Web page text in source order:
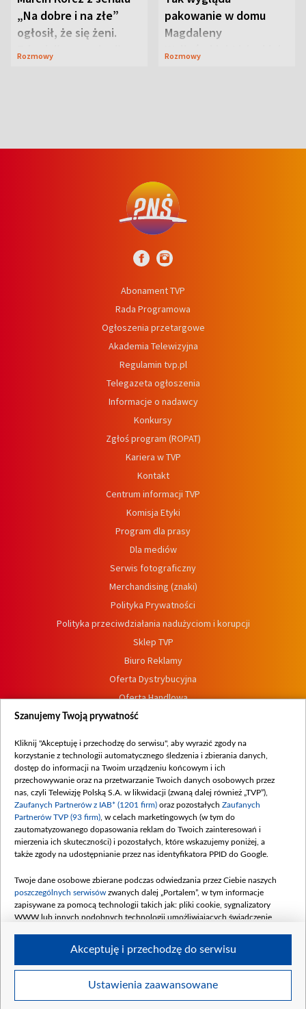
„Na dobre i na złe”
ogłosił, że się żeni.
Zdradził, co zmienił
Rozmowy
pakowanie w domu
Magdaleny
Waligórskiej-Lisieckiej.
Rozmowy
Abonament TVP
Rada Programowa
Ogłoszenia przetargowe
Akademia Telewizyjna
Regulamin tvp.pl
Telegazeta ogłoszenia
Informacje o nadawcy
Konkursy
Zgłoś program (ROPAT)
Kariera w TVP
Kontakt
Centrum informacji TVP
Komisja Etyki
Program dla prasy
Dla mediów
Serwis fotograficzny
Merchandising (znaki)
Polityka Prywatności
Polityka przeciwdziałania nadużyciom i korupcji
Sklep TVP
Biuro Reklamy
Oferta Dystrybucyjna
Oferta Handlowa
Dostępność
Procedura zgłoszeń wewnętrznych
© 2026 Telewizja Polska S. A. w likwidacji
Szanujemy Twoją prywatność
Kliknij "Akceptuję i przechodzę do serwisu", aby wyrazić zgody na
korzystanie z technologii automatycznego śledzenia i zbierania danych,
dostęp do informacji na Twoim urządzeniu końcowym i ich
przechowywanie oraz na przetwarzanie Twoich danych osobowych przez
nas, czyli Telewizję Polską S.A. w likwidacji (zwaną dalej również „TVP”),
Zaufanych Partnerów z IAB* (1201 firm) oraz pozostałych Zaufanych
Partnerów TVP (93 firm) , w celach marketingowych (w tym do
zautomatyzowanego dopasowania reklam do Twoich zainteresowań i
mierzenia ich skuteczności) i pozostałych, które wskazujemy poniżej, a
także zgody na udostępnianie przez nas identyfikatora PPID do Google.
Twoje dane osobowe zbierane podczas odwiedzania przez Ciebie naszych
poszczególnych serwisów zwanych dalej „Portalem”, w tym informacje
zapisywane za pomocą technologii takich jak: pliki cookie, sygnalizatory
WWW lub innych podobnych technologii umożliwiających świadczenie
Twoje dane osobowe zbierane podczas odwiedzania przez Ciebie
Ustawienia zaawansowane
Akceptuję i przechodzę do serwisu